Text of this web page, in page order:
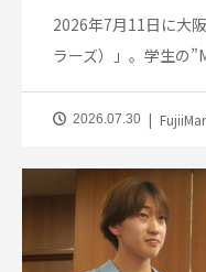
2026年7月11日に大
ラーズ）」。学生の
2026.07.30